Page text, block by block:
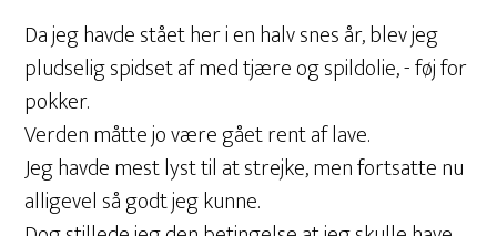
Da jeg havde stået her i en halv snes år, blev jeg
pludselig spidset af med tjære og spildolie, - føj for
pokker.
Verden måtte jo være gået rent af lave.
Jeg havde mest lyst til at strejke, men fortsatte nu
alligevel så godt jeg kunne.